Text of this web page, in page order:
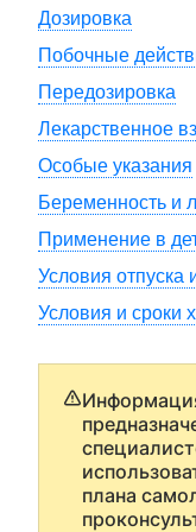
Дозировка
Побочные
Передозировка
Лекарственное
Особые указания
Беременность и
Применение в
Условия отпуска
Условия и сроки
плана